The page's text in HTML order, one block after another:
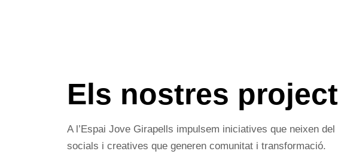
Els nostres
A l’Espai Jove Girapells impulsem iniciatives que neixen
socials i creatives que generen comunitat i transformació.